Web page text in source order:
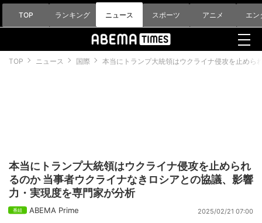
TOP ランキング ニュース スポーツ アニメ エン
TOP ニュース 国際 本当にトランプ大統領はウクライナ侵攻を止めら
本当にトランプ大統領はウクライナ侵攻を止められ
るのか 当事者ウクライナなきロシアとの協議、影響
力・実現度を専門家が分析
ABEMA Prime 2025/02/21 07:00